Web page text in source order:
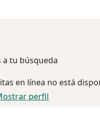
a tu búsqueda
en línea no está
perfil